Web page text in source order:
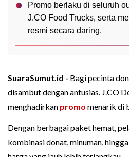
Promo berlaku di seluruh
J.CO Food Trucks, serta
resmi secara daring.
SuaraSumut.id - Bagi pecinta
disambut dengan antusias. J.CO
menghadirkan promo menarik di
Dengan berbagai paket hemat,
kombinasi donat, minuman,